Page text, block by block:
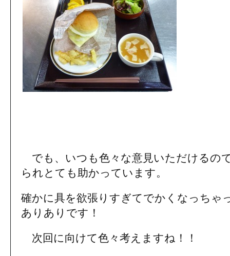
でも、いつも色々な意見いただけるの
られとても助かっています。
確かに具を欲張りすぎてでかくなっちゃ
ありありです！
次回に向けて色々考えますね！！